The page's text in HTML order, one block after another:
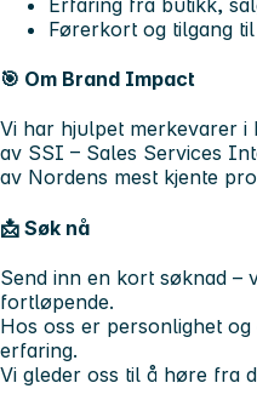
Førerkort og tilgang
🎯 Om Brand Impact
Vi har hjulpet merkevarer i
av SSI – Sales Services
av Nordens mest kjente
📩 Søk nå
Send inn en kort søknad –
fortløpende.
Hos oss er personlighet
erfaring.
Vi gleder oss til å høre fra